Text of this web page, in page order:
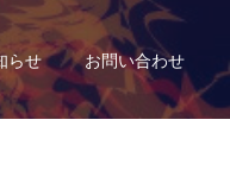
らせ お問い合わせ